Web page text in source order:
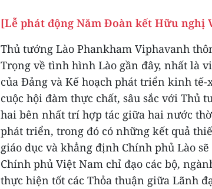
[Lễ phát động Năm Đoàn kết Hữu nghị
Thủ tướng Lào Phankham Viphavanh
Trọng về tình hình Lào gần đây, nhất là
của Đảng và Kế hoạch phát triển kinh
cuộc hội đàm thực chất, sâu sắc với Thủ
hai bên nhất trí hợp tác giữa hai nước
phát triển, trong đó có những kết quả
giáo dục và khẳng định Chính phủ Lào
Chính phủ Việt Nam chỉ đạo các bộ,
thực hiện tốt các Thỏa thuận giữa Lãnh